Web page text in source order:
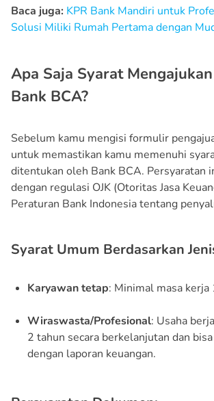
Baca juga: KPR Bank Mandiri untuk
Solusi Miliki Rumah Pertama dengan
Apa Saja Syarat
Bank BCA?
Sebelum kamu mengisi formulir
untuk memastikan kamu memenuhi
ditentukan oleh Bank BCA. Persyaratan
dengan regulasi OJK (Otoritas Jasa
Peraturan Bank Indonesia tentang
Syarat Umum Berdasarkan
Karyawan tetap: Minimal masa kerja
Wiraswasta/Profesional: Usaha
2 tahun secara berkelanjutan dan
dengan laporan keuangan.